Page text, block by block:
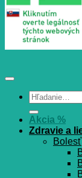
Hľadať:
Akcia %
Zdravie a
Bolesť